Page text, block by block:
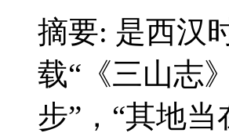
摘要: 是西汉
载“《三山志
步”，“其地